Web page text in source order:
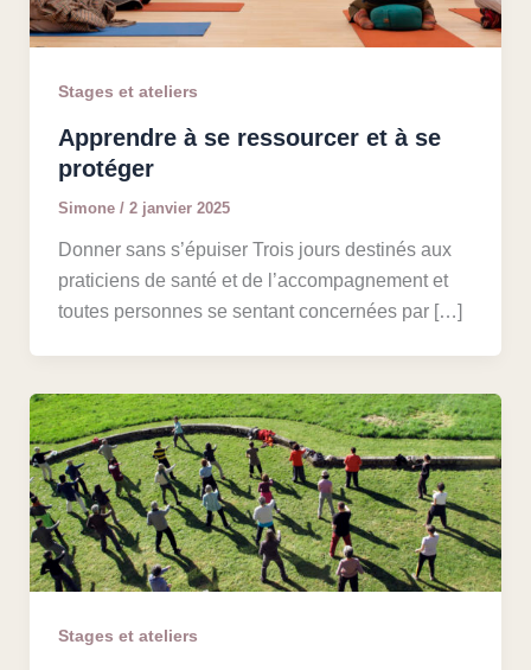
Stages et ateliers
Apprendre à se ressourcer et à se
protéger
Simone / 2 janvier 2025
Donner sans s’épuiser Trois jours destinés aux
praticiens de santé et de l’accompagnement et
toutes personnes se sentant concernées par […]
Stages et ateliers